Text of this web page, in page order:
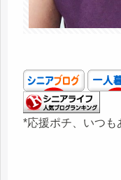
*応援ポチ、いつも